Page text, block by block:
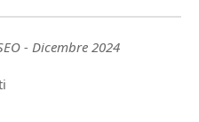
- Dicembre 2024